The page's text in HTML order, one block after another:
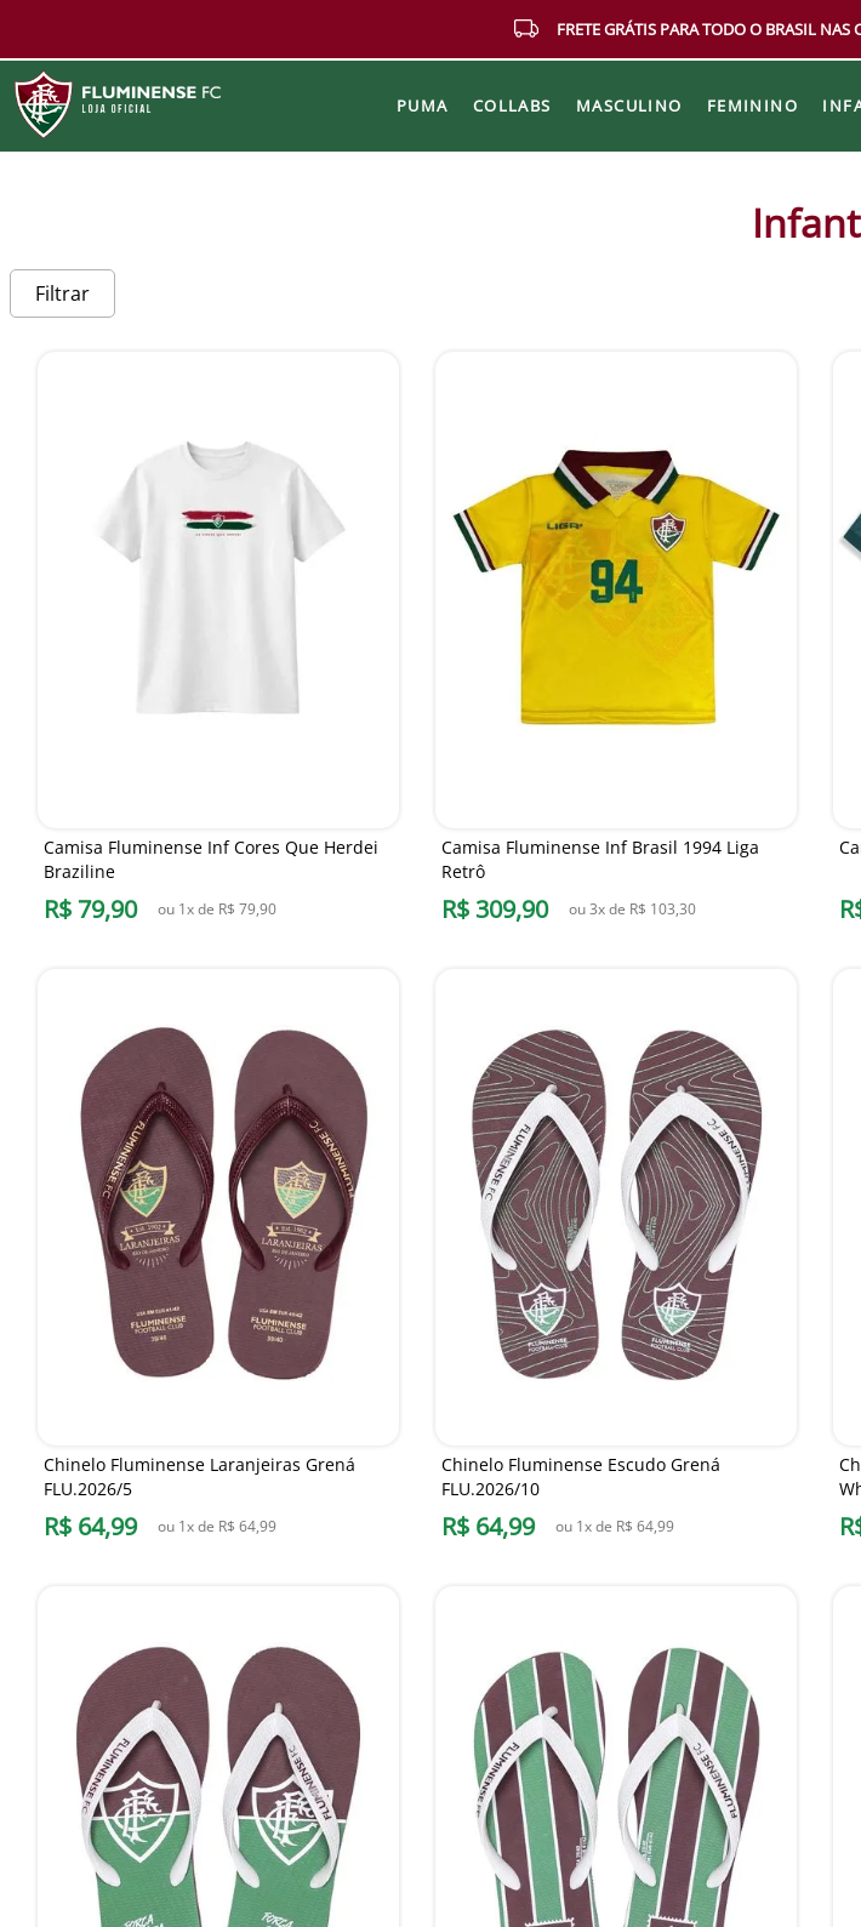
FRETE GRÁTIS PARA TODO O BRASIL
PUMA COLLABS MASCULINO FEMININO
Filtrar
Camisa Fluminense Inf Cores Que Herdei
Braziline
R$ 79,90 ou 1x de R$ 79,90
Camisa Fluminense Inf Brasil 1994 Liga
Retrô
R$ 309,90 ou3x de R$ 103,30
Chinelo Fluminense Laranjeiras Grená
FLU.2026/5
R$ 64,99 ou 1x de R$ 64,99
Chinelo Fluminense Escudo Grená
FLU.2026/10
R$ 64,99 ou 1x de R$ 64,99